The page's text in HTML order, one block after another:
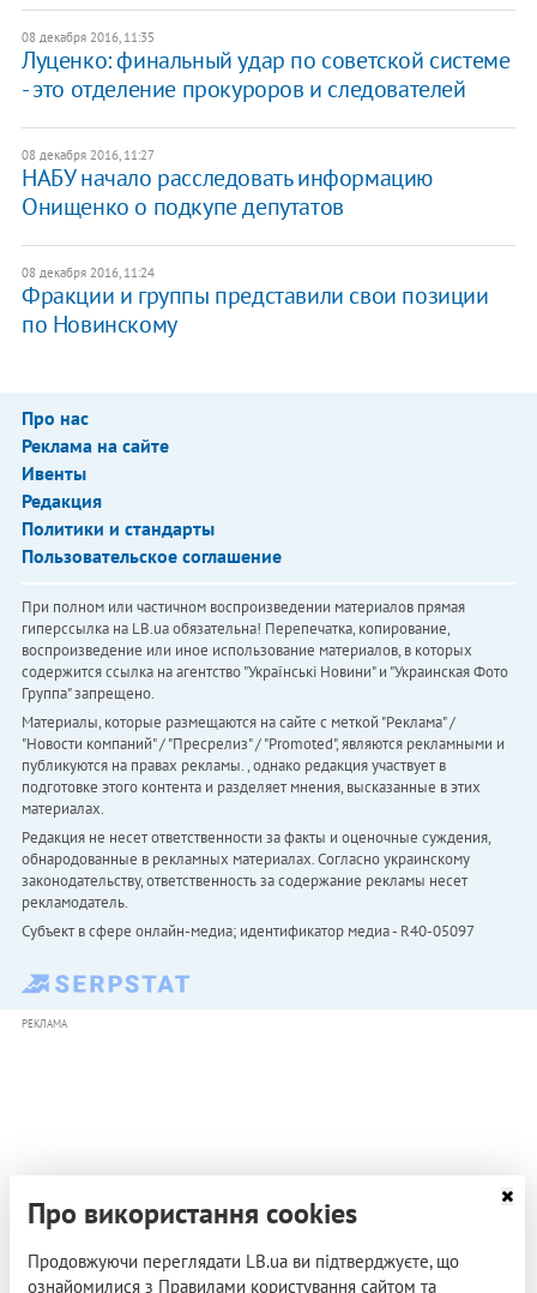
08 декабря 2016, 11:35
​Луценко: финальный удар по советской системе
- это отделение прокуроров и следователей
08 декабря 2016, 11:27
НАБУ начало расследовать информацию
Онищенко о подкупе депутатов
08 декабря 2016, 11:24
Фракции и группы представили свои позиции
по Новинскому
Про нас
Реклама на сайте
Ивенты
Редакция
Политики и стандарты
Пользовательское соглашение
При полном или частичном воспроизведении материалов прямая
гиперссылка на LB.ua обязательна! Перепечатка, копирование,
воспроизведение или иное использование материалов, в которых
содержится ссылка на агентство "Українськi Новини" и "Украинская Фото
Группа" запрещено.
Материалы, которые размещаются на сайте с меткой "Реклама" /
"Новости компаний" / "Пресрелиз" / "Promoted", являются рекламными и
публикуются на правах рекламы. , однако редакция участвует в
подготовке этого контента и разделяет мнения, высказанные в этих
материалах.
Редакция не несет ответственности за факты и оценочные суждения,
обнародованные в рекламных материалах. Согласно украинскому
законодательству, ответственность за содержание рекламы несет
рекламодатель.
Субъект в сфере онлайн-медиа; идентификатор медиа - R40-05097
РЕКЛАМА
Про використання cookies
Продовжуючи переглядати LB.ua ви підтверджуєте, що
ознайомилися з Правилами користування сайтом та